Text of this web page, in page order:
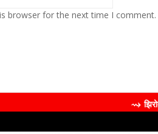
browser for the next time I comment.
⇝ झिरोबीने केली